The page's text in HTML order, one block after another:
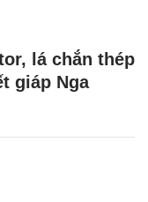
lá chắn thép
giáp Nga